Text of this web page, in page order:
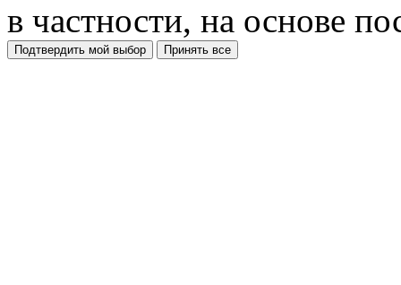
в частности, на основе
Подтвердить мой выбор Принять все